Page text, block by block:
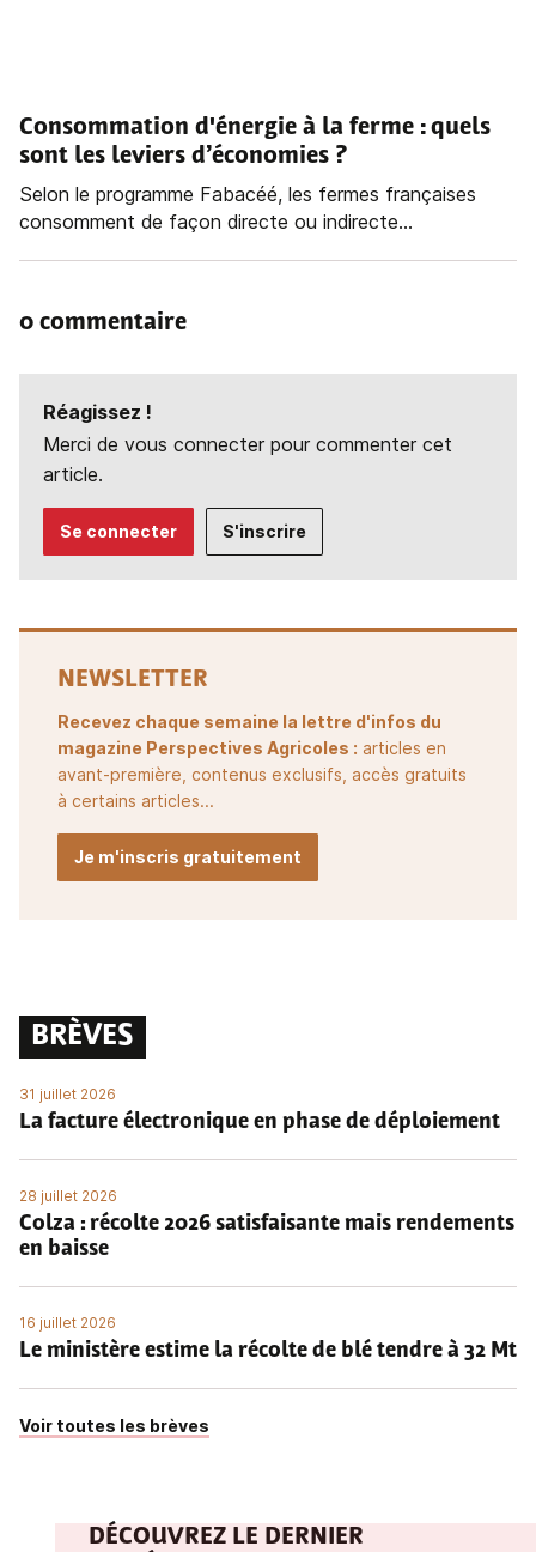
Consommation d'énergie à la ferme : quels
sont les leviers d’économies ?
Selon le programme Fabacéé, les fermes françaises
consomment de façon directe ou indirecte...
0 commentaire
Réagissez !
Merci de vous connecter pour commenter cet
article.
Se connecter S'inscrire
NEWSLETTER
Recevez chaque semaine la lettre d'infos du
magazine Perspectives Agricoles : articles en
avant-première, contenus exclusifs, accès gratuits
à certains articles...
Je m'inscris gratuitement
BRÈVES
31 juillet 2026
La facture électronique en phase de déploiement
28 juillet 2026
Colza : récolte 2026 satisfaisante mais rendements
en baisse
16 juillet 2026
Le ministère estime la récolte de blé tendre à 32 Mt
Voir toutes les brèves
DÉCOUVREZ LE DERNIER